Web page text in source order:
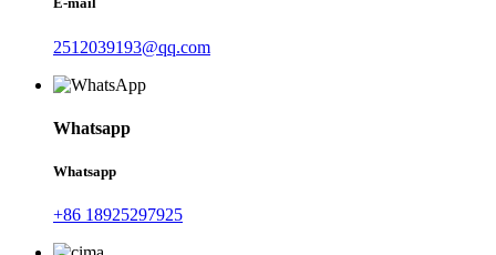
2512039193@qq.com
Whatsapp
Whatsapp
+86 18925297925